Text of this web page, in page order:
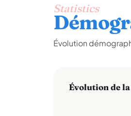
Statistics
Évolution
Évolution de